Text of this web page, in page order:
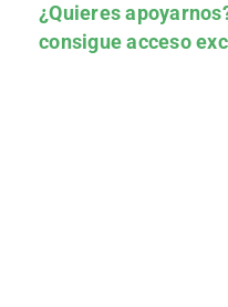
¿Quieres
consigue acceso